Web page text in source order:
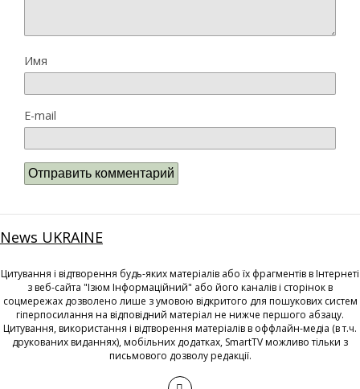
Имя
E-mail
News UKRAINE
Цитування і відтворення будь-яких матеріалів або їх фрагментів в Інтернеті
з веб-сайта "Ізюм Інформаційний" або його каналів і сторінок в
соцмережах дозволено лише з умовою відкритого для пошукових систем
гіперпосилання на відповідний матеріал не нижче першого абзацу.
Цитування, використання і відтворення матеріалів в оффлайн-медіа (в т.ч.
друкованих виданнях), мобільних додатках, SmartTV можливо тільки з
письмового дозволу редакції.